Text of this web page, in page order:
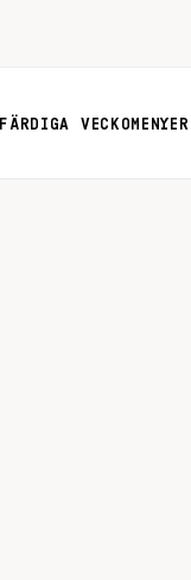
FÄRDIGA VECKOMENYER